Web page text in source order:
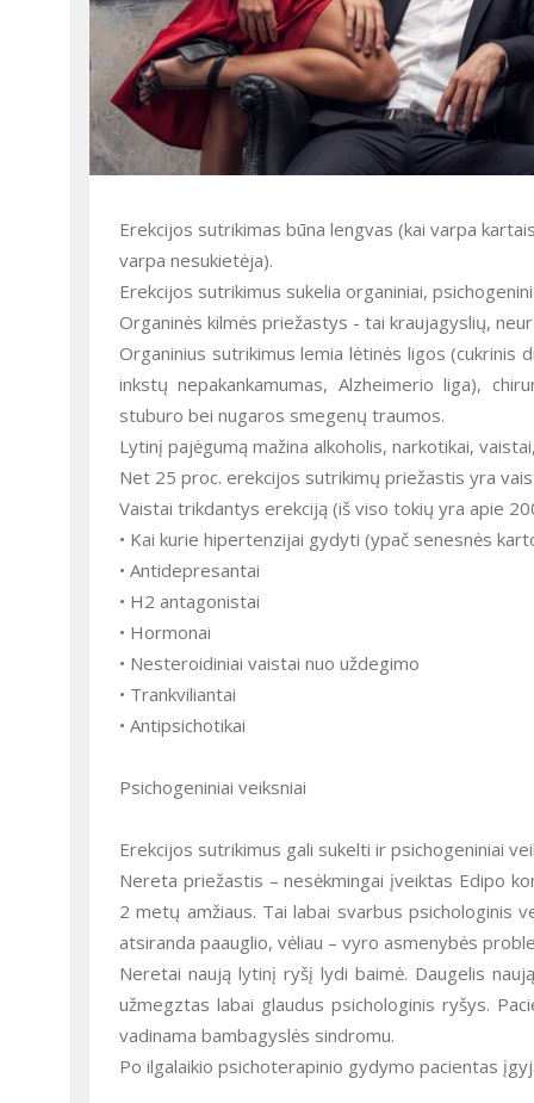
Erekcijos sutrikimas būna lengvas (kai varpa kartais nesukietėja), vidutinis (kai varpa nevisiškai sukietėja) ir sunkus (kai
varpa nesukietėja).
Erekcijos sutrikimus sukelia organiniai,
Organinės kilmės priežastys - tai kraujagyslių,
Organinius sutrikimus lemia lėtinės ligos
inkstų nepakankamumas, Alzheimerio liga),
stuburo bei nugaros smegenų traumos.
Lytinį pajėgumą mažina alkoholis, narkotikai,
Net 25 proc. erekcijos sutrikimų priežastis yra
Vaistai trikdantys erekciją (iš viso tokių yra apie
• Kai kurie hipertenzijai gydyti (ypač senesnės
• Antidepresantai
• H2 antagonistai
• Hormonai
• Nesteroidiniai vaistai nuo uždegimo
• Trankviliantai
• Antipsichotikai
Psichogeniniai veiksniai
Erekcijos sutrikimus gali sukelti ir psichogeniniai
Nereta priežastis – nesėkmingai įveiktas Edipo
2 metų amžiaus. Tai labai svarbus psichologinis
atsiranda paauglio, vėliau – vyro asmenybės
Neretai naują lytinį ryšį lydi baimė. Daugelis
užmegztas labai glaudus psichologinis ryšys.
vadinama bambagyslės sindromu.
Po ilgalaikio psichoterapinio gydymo pacientas